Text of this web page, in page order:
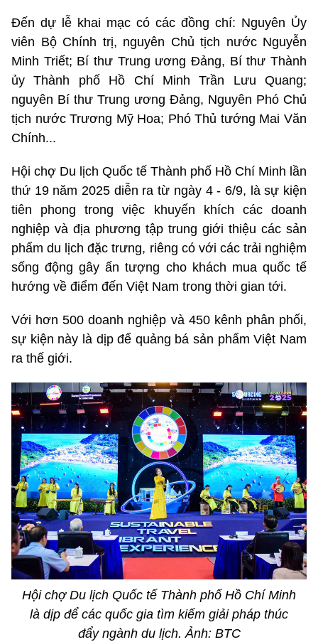
Đến dự lễ khai mạc có các đồng chí: Nguyên Ủy
viên Bộ Chính trị, nguyên Chủ tịch nước Nguyễn
Minh Triết; Bí thư Trung ương Đảng, Bí thư Thành
ủy Thành phố Hồ Chí Minh Trần Lưu Quang;
nguyên Bí thư Trung ương Đảng, Nguyên Phó Chủ
tịch nước Trương Mỹ Hoa; Phó Thủ tướng Mai Văn
Chính...
Hội chợ Du lịch Quốc tế Thành phố Hồ Chí Minh lần
thứ 19 năm 2025 diễn ra từ ngày 4 - 6/9, là sự kiện
tiên phong trong việc khuyến khích các doanh
nghiệp và địa phương tập trung giới thiệu các sản
phẩm du lịch đặc trưng, riêng có với các trải nghiệm
sống động gây ấn tượng cho khách mua quốc tế
hướng về điểm đến Việt Nam trong thời gian tới.
Với hơn 500 doanh nghiệp và 450 kênh phân phối,
sự kiện này là dịp để quảng bá sản phẩm Việt Nam
ra thế giới.
Hội chợ Du lịch Quốc tế Thành phố Hồ Chí Minh
là dịp để các quốc gia tìm kiếm giải pháp thúc
đẩy ngành du lịch. Ảnh: BTC